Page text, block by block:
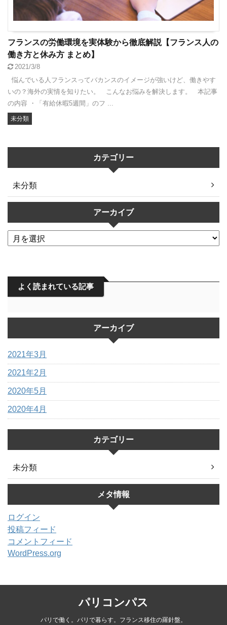
フランスの労働環境を実体験から徹底解説【フランス人の
働き方と休み方 まとめ】
2021/3/8
悩んでいる人フランスってバカンスのイメージが強いけど、働きやす
いの？海外の実情を知りたい。 こんなお悩みを解決します。 本記事
の内容 ・「有給休暇5週間」のフ ...
未分類
カテゴリー
未分類
アーカイブ
よく読まれている記事
アーカイブ
2021年3月
2021年2月
2020年5月
2020年4月
カテゴリー
未分類
メタ情報
ログイン
投稿フィード
コメントフィード
WordPress.org
パリコンパス
パリで働く。パリで暮らす。フランス移住の羅針盤。